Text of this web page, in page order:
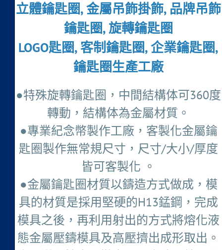
立體鑰匙圈, 金屬吊飾掛飾, 品牌吊飾
鑰匙圈, 旋轉鑰匙圈
LOGO匙圈, 客制鑰匙圈, 企業鑰匙圈,
鑰匙圈生產工廠
●特殊旋轉鑰匙圈，中間結構体可360度
轉動，結構体為金屬材質。
●專業紀念幣製作工廠，客製化金屬鑰
匙圈製作無常規尺寸，尺寸/大小/厚度
皆可客製化 。
●金屬鑰匙圈材質以鑄造方式做成，模
具的材質是採用堅硬的H13錳鋼，完成
模具之後，再利用射出的方式將熔化液
態金屬壓鑄模具及高壓擠出成形取出。